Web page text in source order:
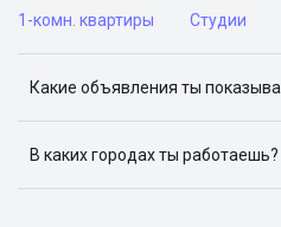
1-комн. квартиры
Студии
Какие объявления ты
объявлений: ЦИАН, Домклик,
Авито, Самолет.Плюс.
В каких городах ты работаешь?